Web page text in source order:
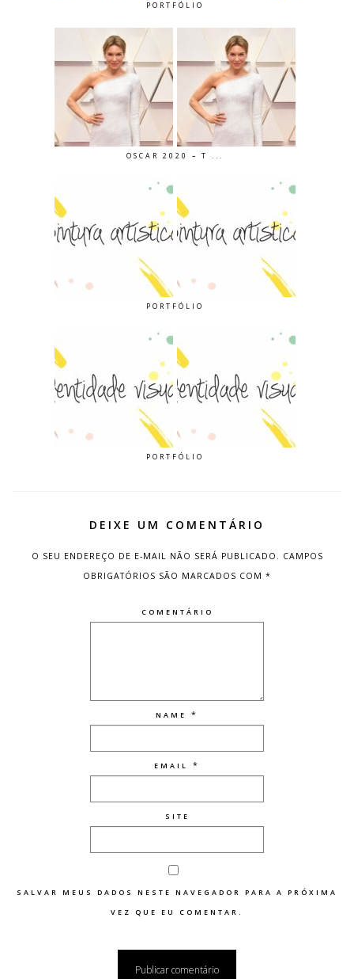
PORTFÓLIO
OSCAR 2020 – T ...
PORTFÓLIO
PORTFÓLIO
DEIXE UM COMENTÁRIO
O SEU ENDEREÇO DE E-MAIL NÃO SERÁ PUBLICADO. CAMPOS
OBRIGATÓRIOS SÃO MARCADOS COM *
COMENTÁRIO
NAME *
EMAIL *
SITE
SALVAR MEUS DADOS NESTE NAVEGADOR PARA A PRÓXIMA
VEZ QUE EU COMENTAR.